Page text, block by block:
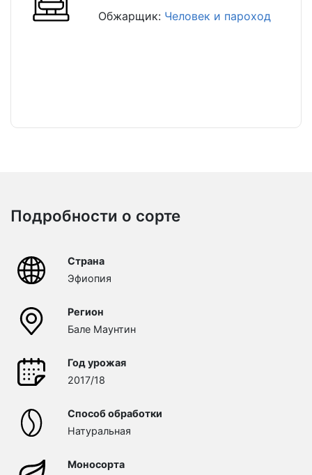
Обжарщик: Человек и пароход
Подробности о сорте
Страна
Эфиопия
Регион
Бале Маунтин
Год урожая
2017/18
Способ обработки
Натуральная
Моносорта